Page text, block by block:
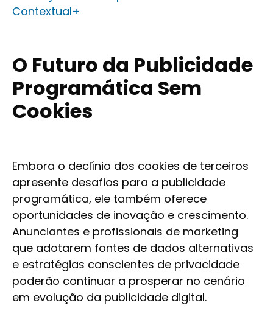
Contextual+
O Futuro da Publicidade
Programática Sem
Cookies
Embora o declínio dos cookies de terceiros
apresente desafios para a publicidade
programática, ele também oferece
oportunidades de inovação e crescimento.
Anunciantes e profissionais de marketing
que adotarem fontes de dados alternativas
e estratégias conscientes de privacidade
poderão continuar a prosperar no cenário
em evolução da publicidade digital.